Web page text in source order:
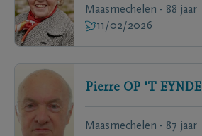
Maasmechelen - 88 jaar
11/02/2026
Pierre OP 'T EYNDE
Maasmechelen - 87 jaar